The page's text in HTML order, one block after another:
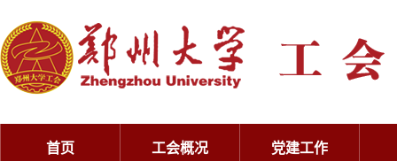
首页 工会概况 党建工作